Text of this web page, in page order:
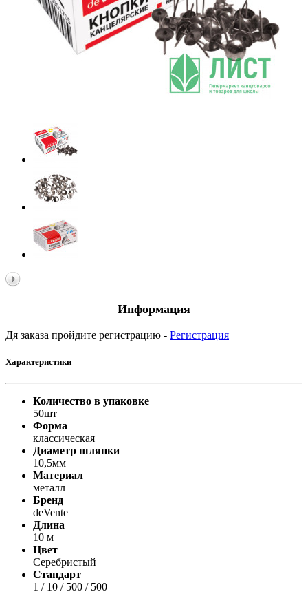
Информация
Дя заказа пройдите регистрацию - Регистрация
Характеристики
Количество в упаковке
50шт
Форма
классическая
Диаметр шляпки
10,5мм
Материал
металл
Бренд
deVente
Длина
10 м
Цвет
Серебристый
Стандарт
1 / 10 / 500 / 500